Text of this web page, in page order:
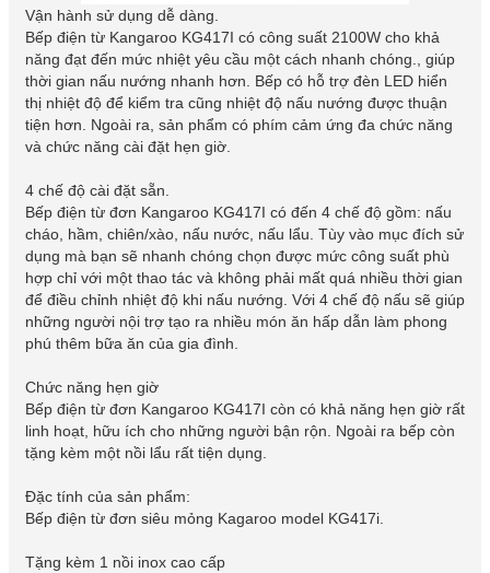
Vận hành sử dụng dễ dàng.
Bếp điện từ Kangaroo KG417I có công suất 2100W cho khả
năng đạt đến mức nhiệt yêu cầu một cách nhanh chóng., giúp
thời gian nấu nướng nhanh hơn. Bếp có hỗ trợ đèn LED hiển
thị nhiệt độ để kiểm tra cũng nhiệt độ nấu nướng được thuận
tiện hơn. Ngoài ra, sản phẩm có phím cảm ứng đa chức năng
và chức năng cài đặt hẹn giờ.
4 chế độ cài đặt sẵn.
Bếp điện từ đơn Kangaroo KG417I có đến 4 chế độ gồm: nấu
cháo, hầm, chiên/xào, nấu nước, nấu lẩu. Tùy vào mục đích sử
dụng mà bạn sẽ nhanh chóng chọn được mức công suất phù
hợp chỉ với một thao tác và không phải mất quá nhiều thời gian
để điều chỉnh nhiệt độ khi nấu nướng. Với 4 chế độ nấu sẽ giúp
những người nội trợ tạo ra nhiều món ăn hấp dẫn làm phong
phú thêm bữa ăn của gia đình.
Chức năng hẹn giờ
Bếp điện từ đơn Kangaroo KG417I còn có khả năng hẹn giờ rất
linh hoạt, hữu ích cho những người bận rộn. Ngoài ra bếp còn
tặng kèm một nồi lẩu rất tiện dụng.
Đặc tính của sản phẩm:
Bếp điện từ đơn siêu mỏng Kagaroo model KG417i.
Tặng kèm 1 nồi inox cao cấp